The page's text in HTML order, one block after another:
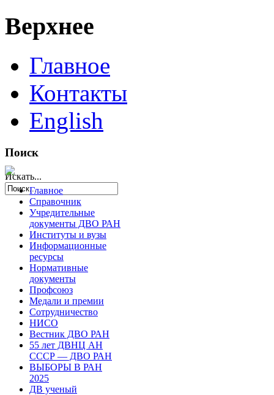
Верхнее
Главное
Контакты
English
Поиск
Искать...
Главное
Справочник
Учредительные
документы ДВО РАН
Институты и вузы
Информационные
ресурсы
Нормативные
документы
Профсоюз
Медали и премии
Сотрудничество
НИСО
Вестник ДВО РАН
55 лет ДВНЦ АН
СССР — ДВО РАН
ВЫБОРЫ В РАН
2025
ДВ ученый